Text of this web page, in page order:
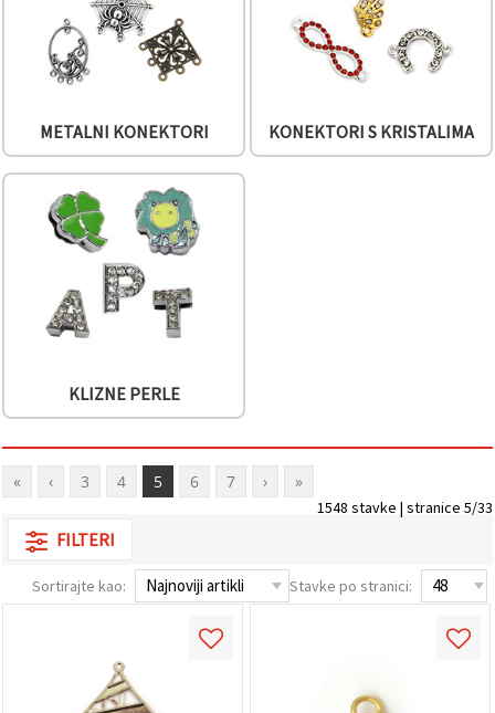
METALNI KONEKTORI KONEKTORI S KRISTALIMA
KLIZNE PERLE
« ‹ 3 4 5 6 7 › »
1548 stavke | stranice 5/33
FILTERI
Sortirajte kao: Stavke po stranici: